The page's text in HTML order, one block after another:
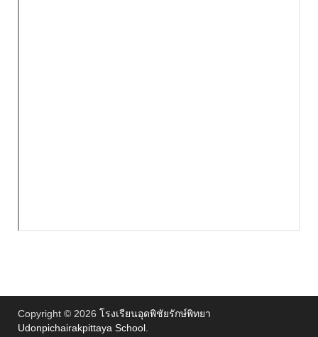
Copyright © 2026 โรงเรียนอุดพิชัยรักษ์พิทยา
Udonpichairakpittaya School